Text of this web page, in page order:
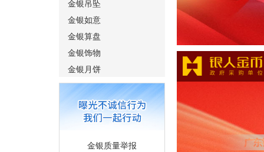
金银吊坠
金银如意
金银算盘
金银饰物
金银月饼
金银质量举报